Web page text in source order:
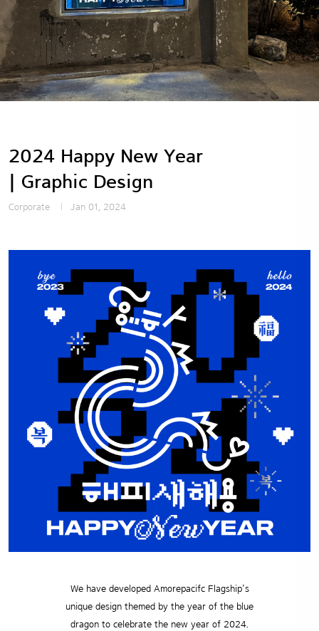
2024 Happy New Year
| Graphic Design
Corporate Jan 01, 2024
We have developed Amorepacifc Flagship’s
unique design themed by the year of the blue
dragon to celebrate the new year of 2024.